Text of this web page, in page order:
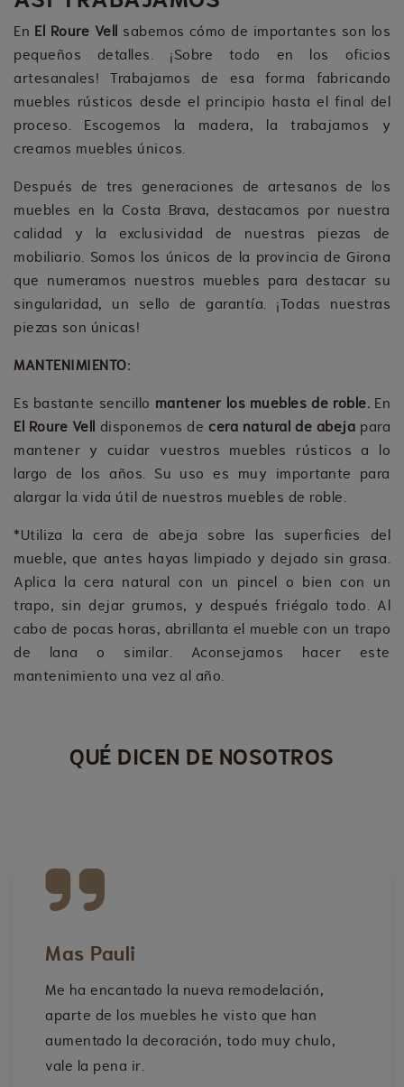
En El Roure Vell sabemos cómo de importantes son los
pequeños detalles. ¡Sobre todo en los oficios
artesanales! Trabajamos de esa forma fabricando
muebles rústicos desde el principio hasta el final del
proceso. Escogemos la madera, la trabajamos y
creamos muebles únicos.
Después de tres generaciones de artesanos de los
muebles en la Costa Brava, destacamos por nuestra
calidad y la exclusividad de nuestras piezas de
mobiliario. Somos los únicos de la provincia de Girona
que numeramos nuestros muebles para destacar su
singularidad, un sello de garantía. ¡Todas nuestras
piezas son únicas!
MANTENIMIENTO:
Es bastante sencillo mantener los muebles de roble. En
El Roure Vell disponemos decera natural de abeja para
mantener y cuidar vuestros muebles rústicos a lo
largo de los años. Su uso es muy importante para
alargar la vida útil de nuestros muebles de roble.
*Utiliza la cera de abeja sobre las superficies del
mueble, que antes hayas limpiado y dejado sin grasa.
Aplica la cera natural con un pincel o bien con un
trapo, sin dejar grumos, y después friégalo todo. Al
cabo de pocas horas, abrillanta el mueble con un trapo
de lana o similar. Aconsejamos hacer este
mantenimiento una vez al año.
QUÉ DICEN DE NOSOTROS
Mas Pauli
Me ha encantado la nueva remodelación,
aparte de los muebles he visto que han
aumentado la decoración, todo muy chulo,
vale la pena ir.